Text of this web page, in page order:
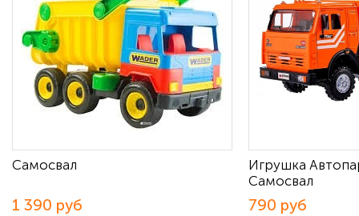
Самосвал
1 390 руб
Игрушка
Самосвал
790 руб